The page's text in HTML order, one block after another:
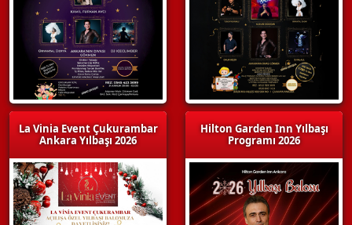
La Vinia Event Çukurambar
Ankara Yılbaşı 2026
Hilton Garden Inn Yılbaşı
Programı 2026